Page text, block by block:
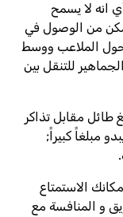
انه لا يسمح
من الوصول في
حول الملاعب ووسط
للتنقل بين
طائل مقابل تذاكر
فلا يزال دفع 5000 ريال يبدو مبلغاً كبيراً;
الاستمتاع
و المنافسة مع